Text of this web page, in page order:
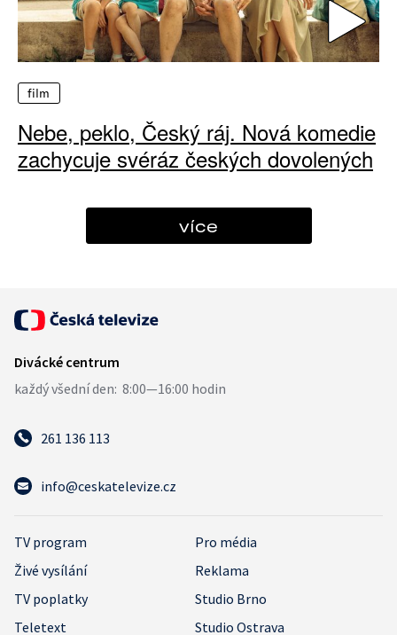
film
Nebe, peklo, Český ráj. Nová komedie
zachycuje svéráz českých dovolených
více
261 136 113
info@ceskatelevize.cz
TV program
Pro média
Živé vysílání
Reklama
TV poplatky
Studio Brno
Teletext
Studio Ostrava